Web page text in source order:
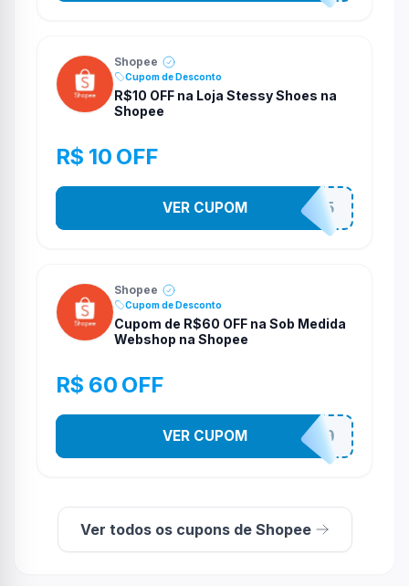
Shopee
Cupom de Desconto
R$10 OFF na Loja Stessy Shoes na
Shopee
R$ 10 OFF
STES2525
VER CUPOM
Shopee
Cupom de Desconto
Cupom de R$60 OFF na Sob Medida
Webshop na Shopee
R$ 60 OFF
SOBM60400
VER CUPOM
Ver todos os cupons de Shopee